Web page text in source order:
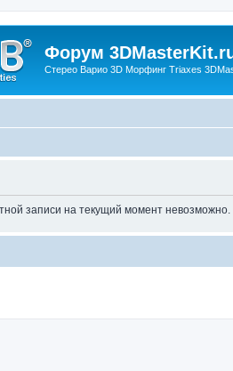
Форум
Стерео Варио 3D Морфинг Triaxes
записи на текущий момент невозможно.